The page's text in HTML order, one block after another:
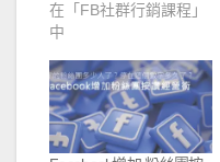
在「FB社群行銷課程」
中